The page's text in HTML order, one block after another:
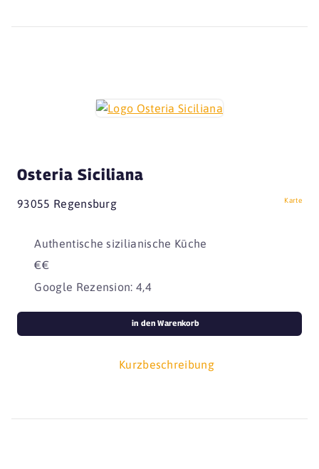
Osteria Siciliana
93055 Regensburg Karte
Authentische sizilianische Küche
€€
Google Rezension: 4,4
Kurzbeschreibung
in den Warenkorb